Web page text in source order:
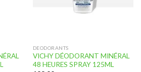
DEODORANTS
VICHY DÉODORANT MINÉRAL
48 HEURES SPRAY 125ML